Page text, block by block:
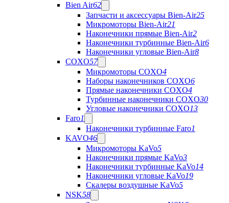
Bien Air62
Запчасти и аксессуары Bien-Air25
Микромоторы Bien-Air21
Наконечники прямые Bien-Air2
Наконечники турбинные Bien-Air6
Наконечники угловые Bien-Air8
COXO57
Микромоторы COXO4
Наборы наконечников COXO6
Прямые наконечники COXO4
Турбинные наконечники COXO30
Угловые наконечники COXO13
Faro1
Наконечники турбинные Faro1
KAVO46
Микромоторы KaVo5
Наконечники прямые KaVo3
Наконечники турбинные KaVo14
Наконечники угловые KaVo19
Скалеры воздушные KaVo5
NSK58